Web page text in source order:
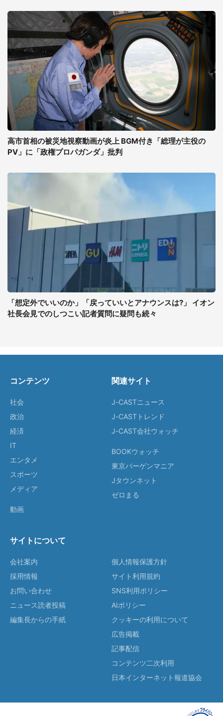
高市首相の被災地視察動画が炎上 BGM付き「総理が主役の
PV」に「政権プロパガンダ」批判
「想定外でいいのか」「戻っていいとアナウンスは?」 イオン
社長会見でのしつこい記者質問に疑問も続々
コンテンツ
社会
政治
経済
IT
エンタメ
スポーツ
メディア
動画
関連サイト
J-CASTニュース
J-CASTトレンド
J-CAST会社ウォッチ
BOOKウォッチ
東京バーゲンマニア
Jタウンネット
ゼロまる
サイトについて
会社案内
採用情報
お問い合わせ
ニュース読者投稿
編集長からの手紙
個人情報保護方針
サイト利用規約
SNS利用ポリシー
AIポリシー
クッキーの利用について
広告掲載
記事配信
コンテンツ二次利用
日本インターネット報道協会